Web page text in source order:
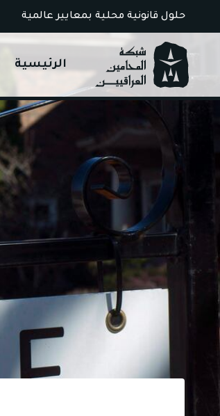
to
content
حلول قانونية محلية بمعايير عالمية
الرئيسية